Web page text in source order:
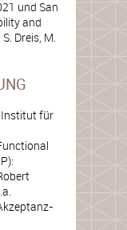
und San
and
Dreis, M.
Institut für